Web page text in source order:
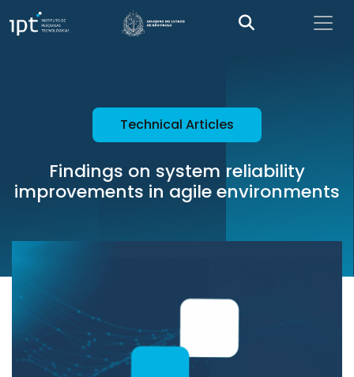
Technical Articles
Findings on system reliability
improvements in agile environments